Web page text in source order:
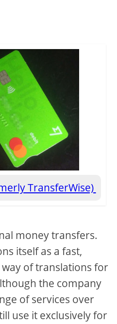
TransferWise)
money transfers.
itself as a fast,
of translations for
the company
of services over
use it exclusively for